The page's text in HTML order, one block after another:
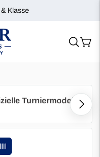
Klasse
Turniermodelle